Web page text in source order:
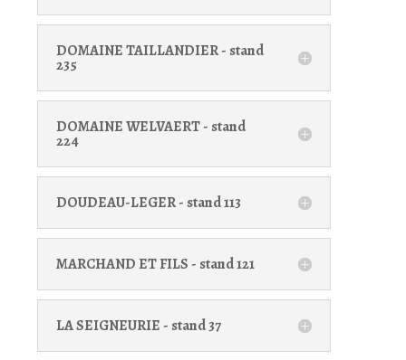
DOMAINE TAILLANDIER - stand
235
DOMAINE WELVAERT - stand
224
DOUDEAU-LEGER - stand 113
MARCHAND ET FILS - stand 121
LA SEIGNEURIE - stand 37